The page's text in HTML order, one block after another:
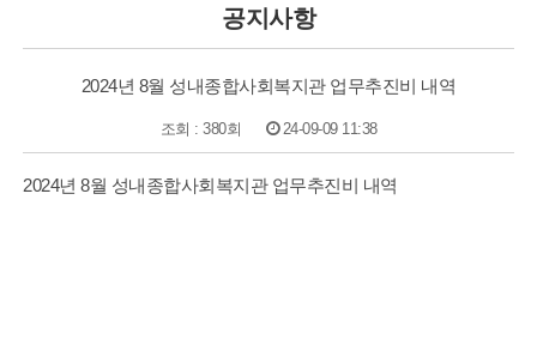
성내이야기
성내뉴스
온라인 발간물
공지사항
2024년 8월 성내종합사회복지관 업무추진비 내역
조회 : 380회 24-09-09 11:38
본문
2024년 8월 성내종합사회복지관 업무추진비 내역